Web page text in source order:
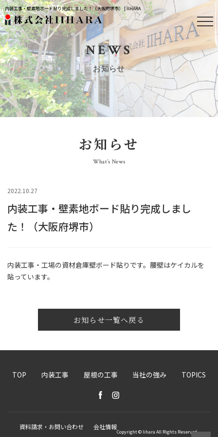
内装工事・壁素地ボード貼り完成しました！（大阪府堺市） | IIHARA
NEWS
お知らせ
お知らせ
What’s News
2022.10.27
内装工事・壁素地ボード貼り完成しまし
た！（大阪府堺市）
内装工事・工場の資材倉庫壁ボード貼りです。腰壁はケイカルを
貼っています。
お知らせ一覧へ戻る
TOP 内装工事 屋根の工事 当社の強み TOPICS
資料請求・お問い合わせ 会社情報
Copyright © Iihara All Rights Reserved.